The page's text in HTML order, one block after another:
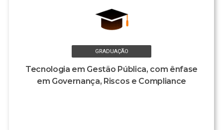
GRADUAÇÃO
Tecnologia em Gestão Pública, com ênfase
em Governança, Riscos e Compliance